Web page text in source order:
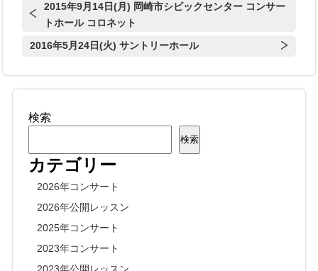
2015年9月14日(月) 岡崎市シビックセンター コンサー
トホール コロネット
2016年5月24日(火) サントリーホール
検索
検索
カテゴリー
2026年コンサート
2026年公開レッスン
2025年コンサート
2023年コンサート